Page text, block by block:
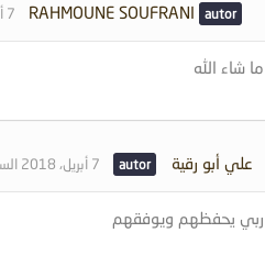
RAHMOUNE SOUFRANI 7 أبريل، 2018 الساعة 1:22 مساءً
ما شاء الله
علي أبو رقية 7 أبريل، 2018 الساعة 2:19 مساءً
ربي يحفظهم ويوفقهم